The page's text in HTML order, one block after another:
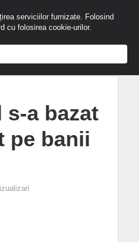
s-a bazat
pe banii
serviciilor furnizate. Folosind
cu folosirea cookie-urilor.